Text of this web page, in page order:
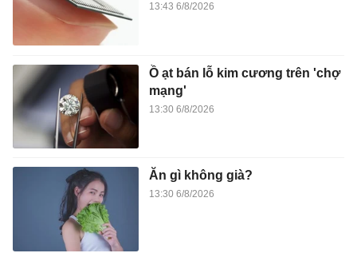
13:43 6/8/2026
Ồ ạt bán lỗ kim cương trên 'chợ
mạng'
13:30 6/8/2026
Ăn gì không già?
13:30 6/8/2026